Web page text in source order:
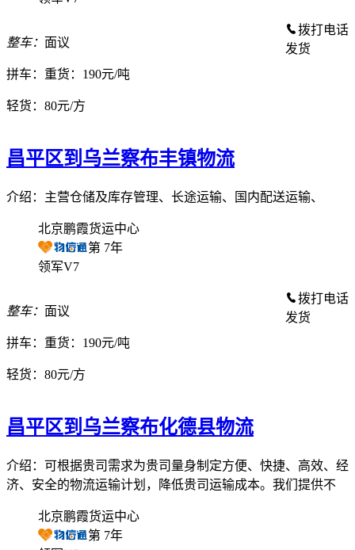
整车： 面议
拼车： 重货：190元/吨
轻货： 80元/方
拨打电话
发货
昌平区到乌兰察布丰镇物流
介绍：主营仓储及库存管理、长途运输、国内配送运输、
北京鹏霞货运中心
第 7年
领军V7
整车： 面议
拼车： 重货：190元/吨
轻货： 80元/方
拨打电话
发货
昌平区到乌兰察布化德县物流
介绍：可根据贵司需求为贵司量身制定方便、快捷、高效、经
济、安全的物流运输计划，降低贵司运输成本。我们提供不
北京鹏霞货运中心
第 7年